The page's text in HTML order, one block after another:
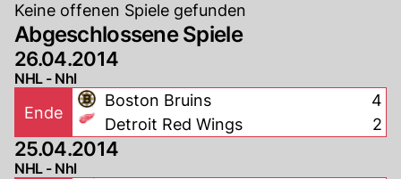
Keine offenen Spiele gefunden
Abgeschlossene Spiele
26.04.2014
NHL - Nhl
Ende
Boston Bruins
Detroit Red Wings
4
2
25.04.2014
NHL - Nhl